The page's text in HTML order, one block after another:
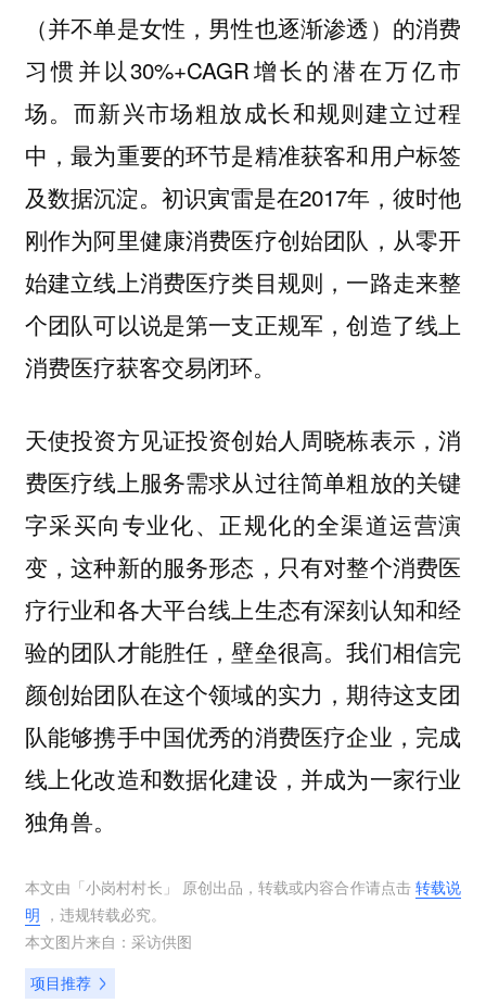
（并不单是女性，男性也逐渐渗透）的消费
习惯并以30%+CAGR增长的潜在万亿市
场。而新兴市场粗放成长和规则建立过程
中，最为重要的环节是精准获客和用户标签
及数据沉淀。初识寅雷是在2017年，彼时他
刚作为阿里健康消费医疗创始团队，从零开
始建立线上消费医疗类目规则，一路走来整
个团队可以说是第一支正规军，创造了线上
消费医疗获客交易闭环。
天使投资方见证投资创始人周晓栋表示，消
费医疗线上服务需求从过往简单粗放的关键
字采买向专业化、正规化的全渠道运营演
变，这种新的服务形态，只有对整个消费医
疗行业和各大平台线上生态有深刻认知和经
验的团队才能胜任，壁垒很高。我们相信完
颜创始团队在这个领域的实力，期待这支团
队能够携手中国优秀的消费医疗企业，完成
线上化改造和数据化建设，并成为一家行业
独角兽。
本文由「小岗村村长 」 原创出品，转载或内容合作请点击 转载说
明 ，违规转载必究。
本文图片来自： 采访供图
项目推荐